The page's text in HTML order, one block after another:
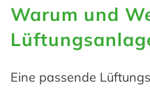
Warum und
Eine passende